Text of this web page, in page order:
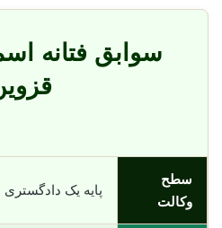
سوابق فتانه
سطح
وکالت
پایه یک دادگستری